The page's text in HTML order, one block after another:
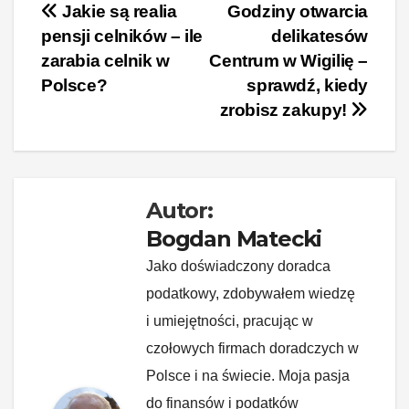
c
e
b
k
er
e
st
e
d
t
o
p
p
y
Li
n
Nawigacja
wpisu
Godziny otwarcia
delikatesów
Centrum w Wigilię –
sprawdź, kiedy
zrobisz zakupy!
Jakie są realia
pensji celników – ile
zarabia celnik w
Polsce?
Autor:
Bogdan Matecki
Jako doświadczony doradca
podatkowy, zdobywałem wiedzę
i umiejętności, pracując w
czołowych firmach doradczych w
Polsce i na świecie. Moja pasja
do finansów i podatków